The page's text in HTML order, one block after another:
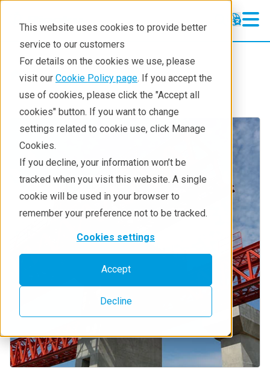
This website uses cookies to provide better
service to our customers
For details on the cookies we use, please
visit our Cookie Policy page. If you accept the
use of cookies, please click the "Accept all
cookies" button. If you want to change
settings related to cookie use, click Manage
Cookies.
If you decline, your information won’t be
tracked when you visit this website. A single
cookie will be used in your browser to
remember your preference not to be tracked.
Cookies settings
Accept
Decline
Industries